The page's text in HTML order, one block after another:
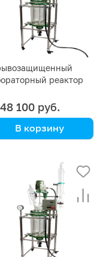
реактор
100 руб.
В корзину